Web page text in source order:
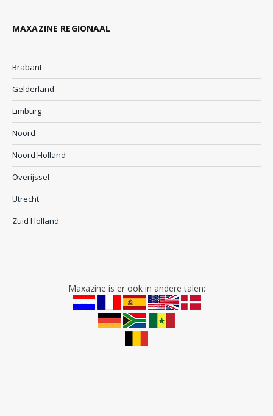
MAXAZINE REGIONAAL
Brabant
Gelderland
Limburg
Noord
Noord Holland
Overijssel
Utrecht
Zuid Holland
Maxazine is er ook in andere talen: